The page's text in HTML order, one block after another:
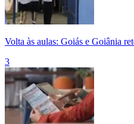
Volta às aulas: Goiás e Goiânia
3